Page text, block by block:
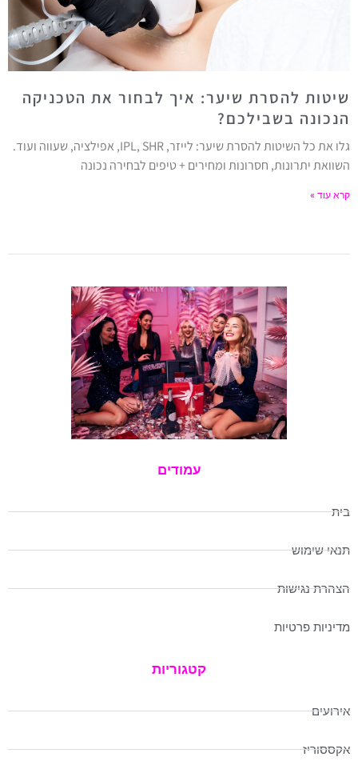
שיטות להסרת שיער: איך לבחור את הטכניקה
הנכונה בשבילכם?
גלו את כל השיטות להסרת שיער: לייזר, IPL, SHR, אפילציה, שעווה ועוד.
השוואת יתרונות, חסרונות ומחירים + טיפים לבחירה נכונה
קרא עוד »
עמודים
בית
תנאי שימוש
הצהרת נגישות
מדיניות פרטיות
קטגוריות
אירועים
אקססוריז